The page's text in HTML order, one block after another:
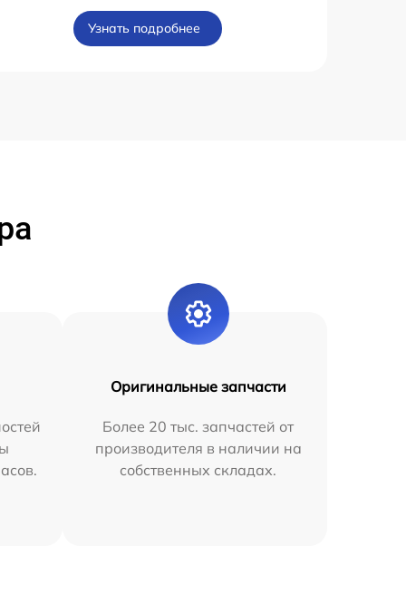
Узнать подробнее
Оригинальные запчасти
Более 20 тыс. запчастей от
производителя в наличии на
собственных складах.